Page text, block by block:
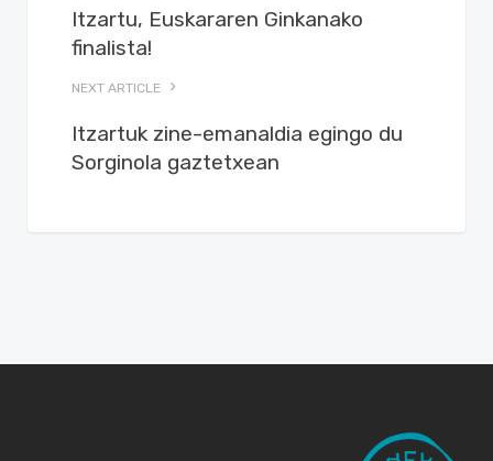
Itzartu, Euskararen Ginkanako
finalista!
NEXT ARTICLE
Itzartuk zine-emanaldia egingo du
Sorginola gaztetxean